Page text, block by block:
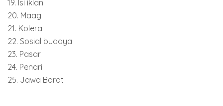
19. Isi iklan
20. Maag
21. Kolera
22. Sosial budaya
23. Pasar
24. Penari
25. Jawa Barat